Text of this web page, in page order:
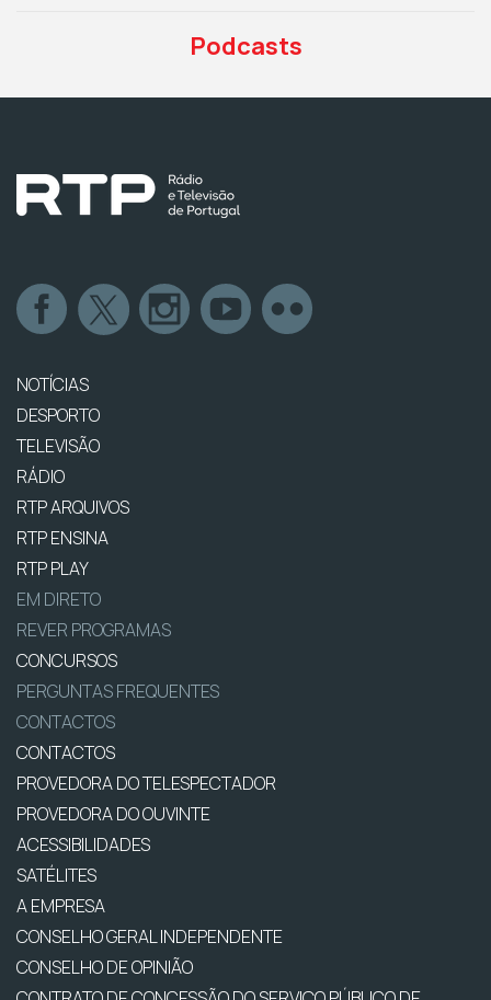
Podcasts
NOTÍCIAS
DESPORTO
TELEVISÃO
RÁDIO
RTP ARQUIVOS
RTP ENSINA
RTP PLAY
EM DIRETO
REVER PROGRAMAS
CONCURSOS
PERGUNTAS FREQUENTES
CONTACTOS
CONTACTOS
PROVEDORA DO TELESPECTADOR
PROVEDORA DO OUVINTE
ACESSIBILIDADES
SATÉLITES
A EMPRESA
CONSELHO GERAL INDEPENDENTE
CONSELHO DE OPINIÃO